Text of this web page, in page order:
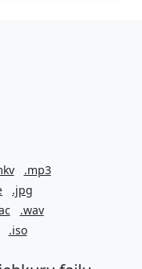
.mp3
.jpg
.wav
.iso